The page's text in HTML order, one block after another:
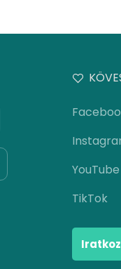
YouTube
TikTok